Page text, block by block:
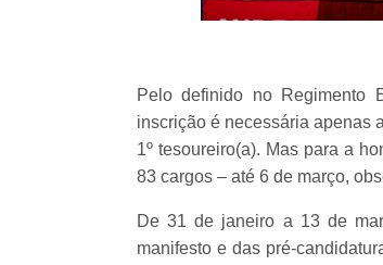
Pelo definido no Regimento
inscrição é necessária apenas
1º tesoureiro(a). Mas para a
83 cargos – até 6 de março,
De 31 de janeiro a 13 de
manifesto e das pré-